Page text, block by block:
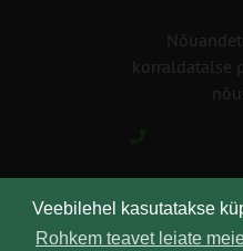
Veebilehel kasutatakse
Rohkem teavet leiate
korraldatalse